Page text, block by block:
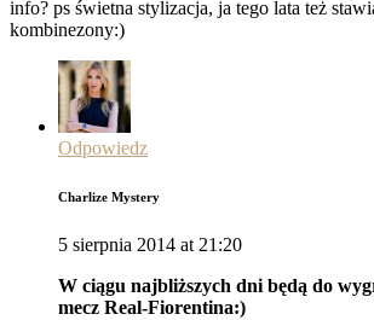
info? ps świetna stylizacja, ja tego lata też
kombinezony:)
Odpowiedz
Charlize Mystery
5 sierpnia 2014 at 21:20
W ciągu najbliższych dni będą do
mecz Real-Fiorentina:)